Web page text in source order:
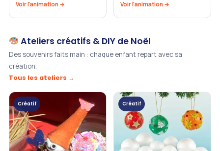
Voir l'animation → Voir l'animation →
Ateliers créatifs & DIY de Noël
Des souvenirs faits main : chaque enfant repart avec sa
création.
Tous les ateliers →
Créatif Créatif